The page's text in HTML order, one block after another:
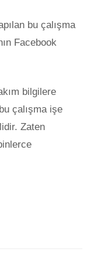
bu çalışma
Facebook
bilgilere
çalışma işe
Zaten